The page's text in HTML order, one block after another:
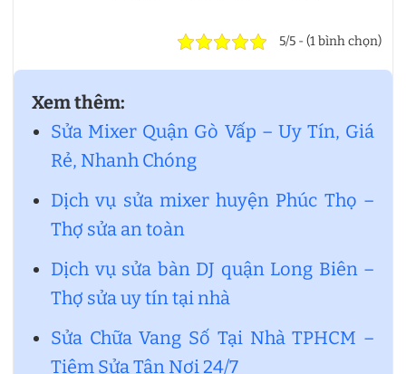
5/5 - (1 bình chọn)
Xem thêm:
Sửa Mixer Quận Gò Vấp – Uy Tín, Giá
Rẻ, Nhanh Chóng
Dịch vụ sửa mixer huyện Phúc Thọ –
Thợ sửa an toàn
Dịch vụ sửa bàn DJ quận Long Biên –
Thợ sửa uy tín tại nhà
Sửa Chữa Vang Số Tại Nhà TPHCM –
Tiệm Sửa Tận Nơi 24/7